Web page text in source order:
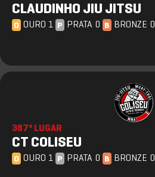
CLAUDINHO JIU JITSU
O OURO 1 P PRATA 0 B BRONZE 0
387º LUGAR
CT COLISEU
O OURO 1 P PRATA 0 B BRONZE 0